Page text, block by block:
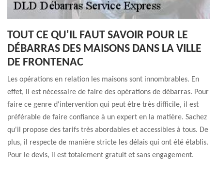
TOUT CE QU'IL FAUT SAVOIR POUR LE
DÉBARRAS DES MAISONS DANS LA VILLE
DE FRONTENAC
Les opérations en relation les maisons sont innombrables. En
effet, il est nécessaire de faire des opérations de débarras. Pour
faire ce genre d'intervention qui peut être très difficile, il est
préférable de faire confiance à un expert en la matière. Sachez
qu'il propose des tarifs très abordables et accessibles à tous. De
plus, il respecte de manière stricte les délais qui ont été établis.
Pour le devis, il est totalement gratuit et sans engagement.